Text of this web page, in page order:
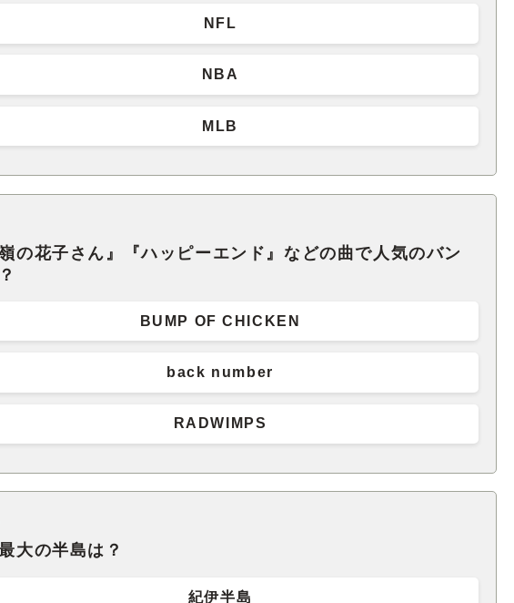
NFL
NBA
MLB
嶺の花子さん』『ハッピーエンド』などの曲で人気のバン
BUMP OF CHICKEN
back number
RADWIMPS
大の半島は？
紀伊半島